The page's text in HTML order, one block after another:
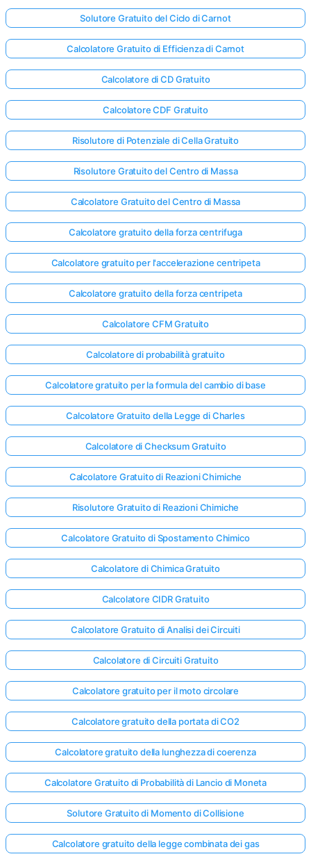
Solutore Gratuito del Ciclo di Carnot
Calcolatore Gratuito di Efficienza di Carnot
Calcolatore di CD Gratuito
Calcolatore CDF Gratuito
Risolutore di Potenziale di Cella Gratuito
Risolutore Gratuito del Centro di Massa
Calcolatore Gratuito del Centro di Massa
Calcolatore gratuito della forza centrifuga
Calcolatore gratuito per l'accelerazione centripeta
Calcolatore gratuito della forza centripeta
Calcolatore CFM Gratuito
Calcolatore di probabilità gratuito
Calcolatore gratuito per la formula del cambio di base
Calcolatore Gratuito della Legge di Charles
Calcolatore di Checksum Gratuito
Calcolatore Gratuito di Reazioni Chimiche
Risolutore Gratuito di Reazioni Chimiche
Calcolatore Gratuito di Spostamento Chimico
Calcolatore di Chimica Gratuito
Calcolatore CIDR Gratuito
Calcolatore Gratuito di Analisi dei Circuiti
Calcolatore di Circuiti Gratuito
Calcolatore gratuito per il moto circolare
Calcolatore gratuito della portata di CO2
Calcolatore gratuito della lunghezza di coerenza
Calcolatore Gratuito di Probabilità di Lancio di Moneta
Solutore Gratuito di Momento di Collisione
Calcolatore gratuito della legge combinata dei gas